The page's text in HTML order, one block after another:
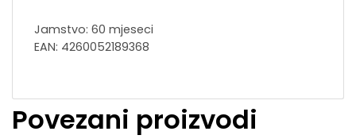
Jamstvo: 60 mjeseci
EAN: 4260052189368
Povezani proizvodi